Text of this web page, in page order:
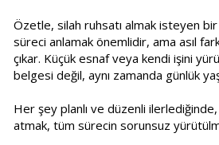
Özetle, silah ruhsatı almak isteyen
süreci anlamak önemlidir, ama asıl
çıkar. Küçük esnaf veya kendi işini
belgesi değil, aynı zamanda günlük
Her şey planlı ve düzenli
atmak, tüm sürecin sorunsuz